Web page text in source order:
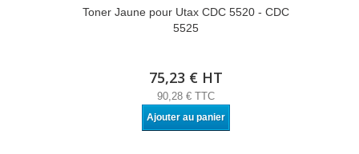
Toner Jaune pour Utax CDC 5520 - CDC
5525
75,23 € HT
90,28 € TTC
Ajouter au panier